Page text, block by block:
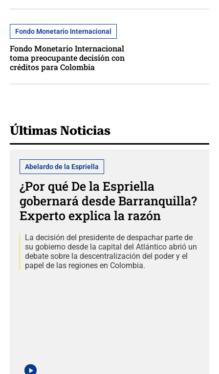
Fondo Monetario Internacional
Fondo Monetario Internacional
toma preocupante decisión con
créditos para Colombia
Últimas Noticias
Abelardo de la Espriella
¿Por qué De la Espriella
gobernará desde Barranquilla?
Experto explica la razón
La decisión del presidente de despachar parte de
su gobierno desde la capital del Atlántico abrió un
debate sobre la descentralización del poder y el
papel de las regiones en Colombia.